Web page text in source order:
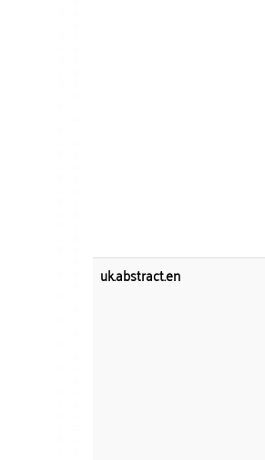
uk.abstract.en